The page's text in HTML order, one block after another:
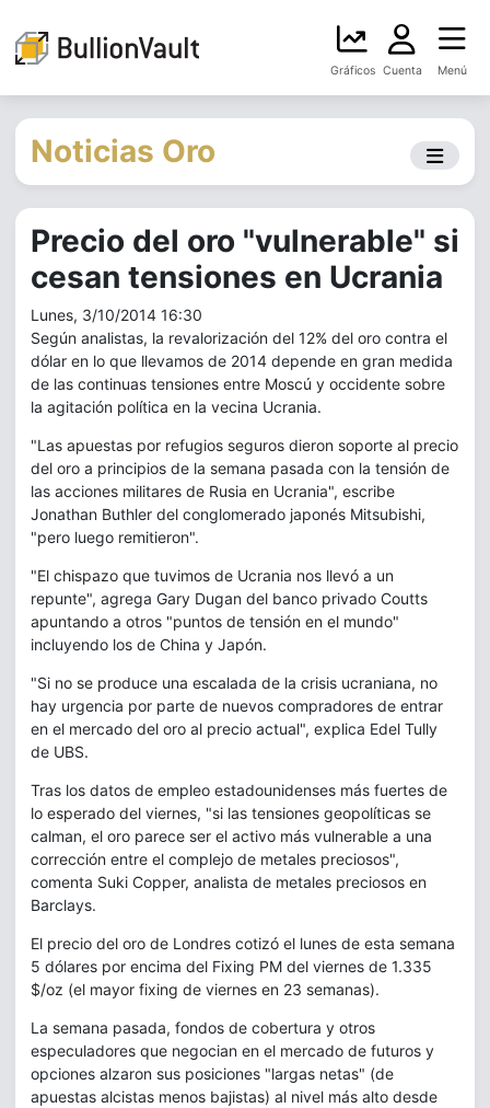
Gráficos Cuenta Menú
Noticias Oro
Precio del oro "vulnerable" si
cesan tensiones en Ucrania
Lunes, 3/10/2014 16:30
Según analistas, la revalorización del 12% del oro contra el
dólar en lo que llevamos de 2014 depende en gran medida
de las continuas tensiones entre Moscú y occidente sobre
la agitación política en la vecina Ucrania.
"Las apuestas por refugios seguros dieron soporte al precio
del oro a principios de la semana pasada con la tensión de
las acciones militares de Rusia en Ucrania", escribe
Jonathan Buthler del conglomerado japonés Mitsubishi,
"pero luego remitieron".
"El chispazo que tuvimos de Ucrania nos llevó a un
repunte", agrega Gary Dugan del banco privado Coutts
apuntando a otros "puntos de tensión en el mundo"
incluyendo los de China y Japón.
"Si no se produce una escalada de la crisis ucraniana, no
hay urgencia por parte de nuevos compradores de entrar
en el mercado del oro al precio actual", explica Edel Tully
de UBS.
Tras los datos de empleo estadounidenses más fuertes de
lo esperado del viernes, "si las tensiones geopolíticas se
calman, el oro parece ser el activo más vulnerable a una
corrección entre el complejo de metales preciosos",
comenta Suki Copper, analista de metales preciosos en
Barclays.
El precio del oro de Londres cotizó el lunes de esta semana
5 dólares por encima del Fixing PM del viernes de 1.335
$/oz (el mayor fixing de viernes en 23 semanas).
La semana pasada, fondos de cobertura y otros
especuladores que negocian en el mercado de futuros y
opciones alzaron sus posiciones "largas netas" (de
apuestas alcistas menos bajistas) al nivel más alto desde